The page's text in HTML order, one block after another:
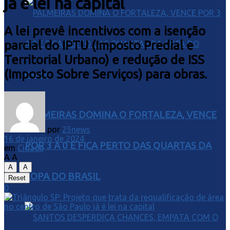
PALMEIRAS DOMINA O FORTALEZA, VENCE
POR 3 A 0 E FICA PERTO DAS QUARTAS DA
COPA DO BRASIL
A lei prevê incentivos com a isenção
parcial do IPTU (Imposto Predial e
Territorial Urbano) e redução de ISS
(Imposto Sobre Serviços) para obras.
por 25news
16 de janeiro de 2024
em Cidade
A A
A
A
Reset
0